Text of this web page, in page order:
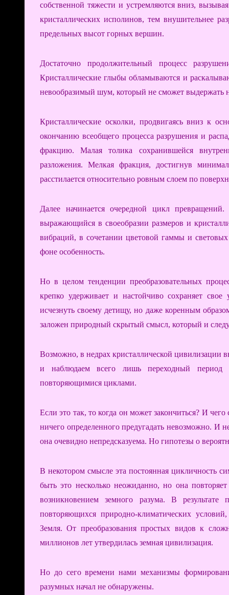
собственной тяжести и устремляются вниз,
кристаллических исполинов, тем внушительнее
предельных высот горных вершин.
Достаточно продолжительный процесс
Кристаллические глыбы обламываются и
невообразимый шум, который не сможет выдержать
Кристаллические осколки, продвигаясь вниз к
окончанию всеобщего процесса разрушения и
фракцию. Малая толика сохранившейся
разложения. Мелкая фракция, достигнув
расстилается относительно ровным слоем по
Далее начинается очередной цикл
выражающийся в своеобразии размеров и
вибраций, в сочетании цветовой гаммы и
фоне особенность.
Но в целом тенденции преобразовательных
крепко удерживает и настойчиво сохраняет
исчезнуть своему детищу, но даже коренным
заложен природный скрытый смысл, который и
Возможно, в недрах кристаллической цивилизации
и наблюдаем всего лишь переходный период
повторяющимися циклами.
Если это так, то когда он может закончиться? И
ничего определенного предугадать невозможно. И
она очевидно непредсказуема. Но гипотезы о
В некотором смысле эта постоянная цикличность
быть это несколько неожиданно, но она
возникновением земного разума. В
повторяющихся природно-климатических
Земля. От преобразования простых видов к
миллионов лет утвердилась земная цивилизация.
Но до сего времени нами механизмы
разумных начал не обнаружены.